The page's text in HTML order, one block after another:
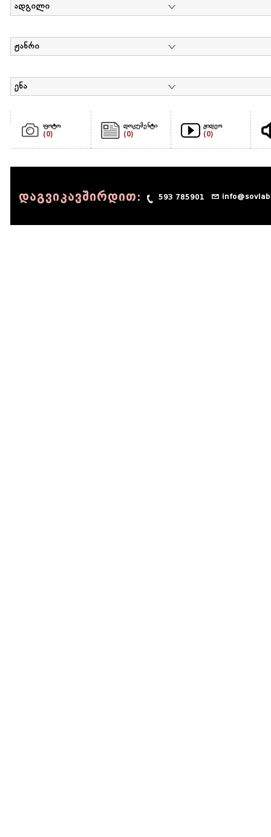
ადგილი
ჟანრი
ენა
ფოტო
(0)
დოკუმენტი
(0)
ვიდეო
(0)
დაგვიკავშირდით: 593 785901